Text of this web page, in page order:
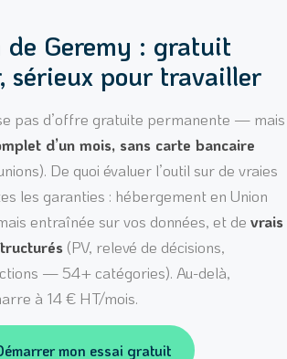
de Geremy : gratuit
sérieux pour travailler
pas d’offre gratuite permanente — mais
d’un mois, sans carte bancaire
De quoi évaluer l’outil sur de vraies
les garanties : hébergement en Union
entraînée sur vos données, et de vrais
(PV, relevé de décisions,
— 54+ catégories). Au-delà,
à 14 € HT/mois.
mon essai gratuit